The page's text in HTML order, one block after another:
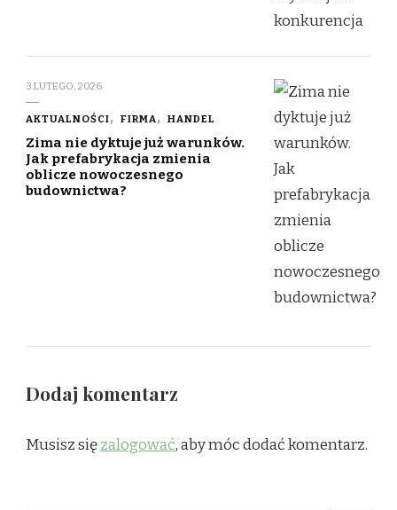
3 LUTEGO, 2026
AKTUALNOŚCI FIRMA HANDEL
Zima nie dyktuje już warunków.
Jak prefabrykacja zmienia
oblicze nowoczesnego
budownictwa?
Dodaj komentarz
Musisz sięzalogować, aby móc dodać komentarz.